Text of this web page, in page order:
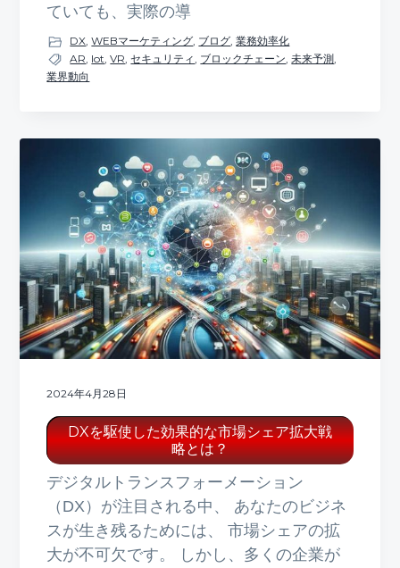
ていても、実際の導
DX ,WEBマーケティング ブログ ,業務効率化
AR Iot ,VR ,セキュリティ ブロックチェーン ,未来予測
業界動向
2024年4月28日
DXを駆使した効果的な市場シェア拡大戦
略とは？
デジタルトランスフォーメーション
（DX）が注目される中、 あなたのビジネ
スが生き残るためには、 市場シェアの拡
大が不可欠です。 しかし、多くの企業が